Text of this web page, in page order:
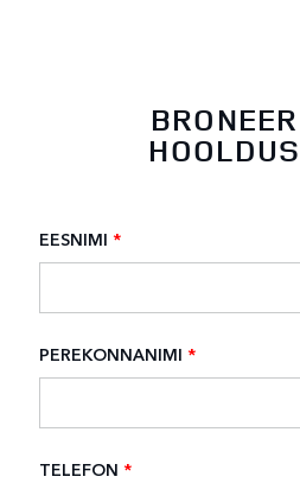
EESNIMI *
PEREKONNANIMI *
TELEFON *